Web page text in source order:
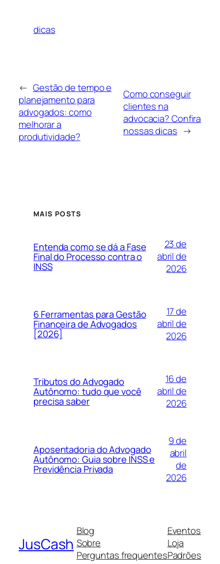
dicas
← Gestão de tempo e
planejamento para
advogados: como
melhorar a
produtividade?
Como conseguir
clientes na
advocacia? Confira
nossas dicas →
MAIS POSTS
Entenda como se dá a Fase
Final do Processo contra o
INSS
23 de
abril de
2026
6 Ferramentas para Gestão
Financeira de Advogados
[2026]
17 de
abril de
2026
Tributos do Advogado
Autônomo: tudo que você
precisa saber
16 de
abril de
2026
Aposentadoria do Advogado
Autônomo: Guia sobre INSS e
Previdência Privada
9 de
abril
de
2026
JusCash
Blog
Sobre
Perguntas frequentes
Eventos
Loja
Padrões